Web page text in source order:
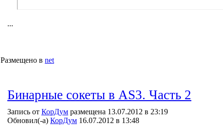
...
Размещено в net
Бинарные сокеты в AS3. Часть 2
Запись от КорДум размещена 13.07.2012 в 23:19
Обновил(-а) КорДум 16.07.2012 в 13:48